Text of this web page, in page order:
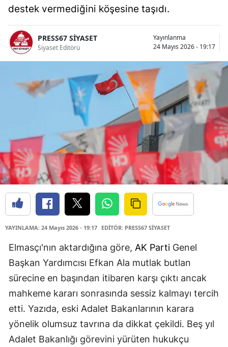
destek vermediğini köşesine taşıdı.
PRESS67 SİYASET
Siyaset Editörü
Yayınlanma
24 Mayıs 2026 - 19:17
YAYINLAMA: 24 Mayıs 2026 - 19:17 EDİTÖR: PRESS67 SİYASET
Elmasçı'nın aktardığına göre, AK Parti Genel
Başkan Yardımcısı Efkan Ala mutlak butlan
sürecine en başından itibaren karşı çıktı ancak
mahkeme kararı sonrasında sessiz kalmayı tercih
etti. Yazıda, eski Adalet Bakanlarının karara
yönelik olumsuz tavrına da dikkat çekildi. Beş yıl
Adalet Bakanlığı görevini yürüten hukukçu